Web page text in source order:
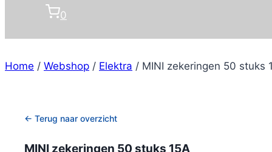
0
Home / Webshop / Elektra / MINI zekeringen 50 stuks
← Terug naar overzicht
MINI zekeringen 50 stuks 15A